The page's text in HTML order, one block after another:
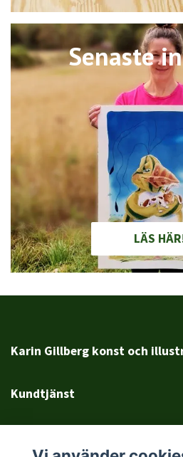
Senaste
LÄS
Karin Gillberg konst och
Kundtjänst